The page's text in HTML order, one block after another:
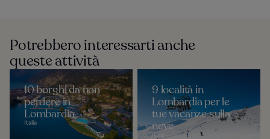
Potrebbero interessarti anche
queste attività
10 borghi da non
perdere in
Lombardia
Italia
9 località in
Lombardia per le
tue vacanze sulla
neve
Italia